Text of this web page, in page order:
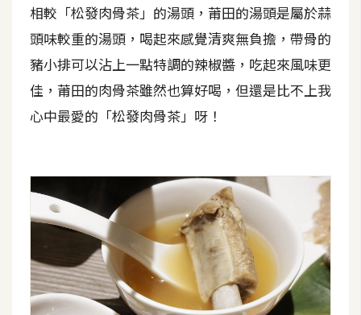
相較「松發肉骨茶」的湯頭，莆田的湯頭是屬於蒜
頭味較重的湯頭，喝起來感覺清爽無負擔，帶骨的
豬小排可以沾上一點特調的辣椒醬，吃起來風味更
佳，莆田的肉骨茶雖然也算好喝，但還是比不上我
心中最愛的「松發肉骨茶」呀！